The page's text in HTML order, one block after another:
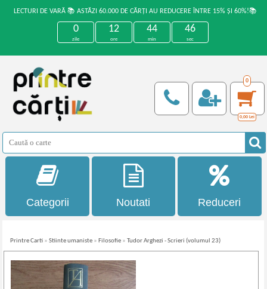
LECTURI DE VARĂ 📚 ASTĂZI 60.000 DE CĂRȚI AU REDUCERE ÎNTRE 15% ȘI 60%!📚
0
zile
12
ore
44
min
46
sec
0
0,00 Lei
Categorii Noutati Reduceri
Printre Carti »Stiinte umaniste » Filosofie »Tudor Arghezi - Scrieri (volumul 23)